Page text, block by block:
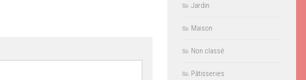
Jardin
Maison
Non classé
Pâtisseries